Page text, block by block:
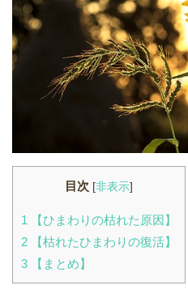
目次 [非表示]
1
【ひまわりの枯れた原因】
2 【枯れたひまわりの復活】
3 【まとめ】